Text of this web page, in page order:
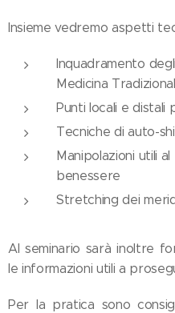
Insieme vedremo aspetti
Inquadramento
Medicina
Punti locali e distali
Tecniche di auto-
Manipolazioni utili
benessere
Stretching dei
Al seminario sarà inoltre
le informazioni utili a
Per la pratica sono